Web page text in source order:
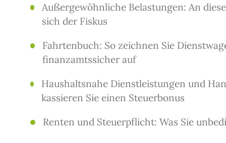
Außergewöhnliche Belastungen: An
sich der Fiskus
Fahrtenbuch: So zeichnen Sie
finanzamtssicher auf
Haushaltsnahe Dienstleistungen und
kassieren Sie einen Steuerbonus
Renten und Steuerpflicht: Was Sie